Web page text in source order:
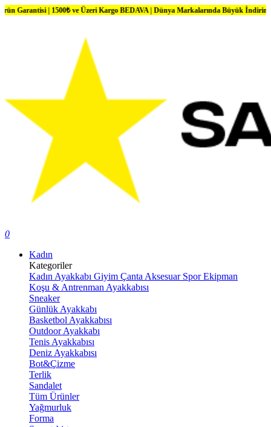
ve Üzeri Kargo BEDAVA | Dünya Markalarında Büyük İndirimler
0
Kadın
Kategoriler
Kadın Ayakkabı Giyim Çanta Aksesuar Spor Ekipman
Koşu & Antrenman Ayakkabısı
Sneaker
Günlük Ayakkabı
Basketbol Ayakkabısı
Outdoor Ayakkabı
Tenis Ayakkabısı
Deniz Ayakkabısı
Bot&Çizme
Terlik
Sandalet
Tüm Ürünler
Yağmurluk
Forma